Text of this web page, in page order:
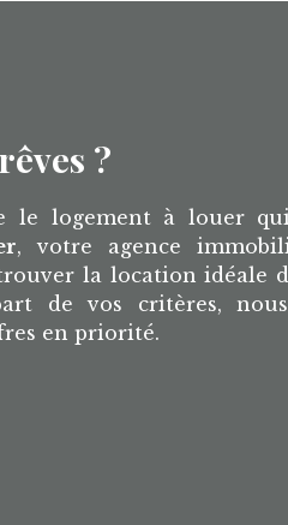
?
le logement à louer
, votre agence
la location idéale
de vos critères,
en priorité.